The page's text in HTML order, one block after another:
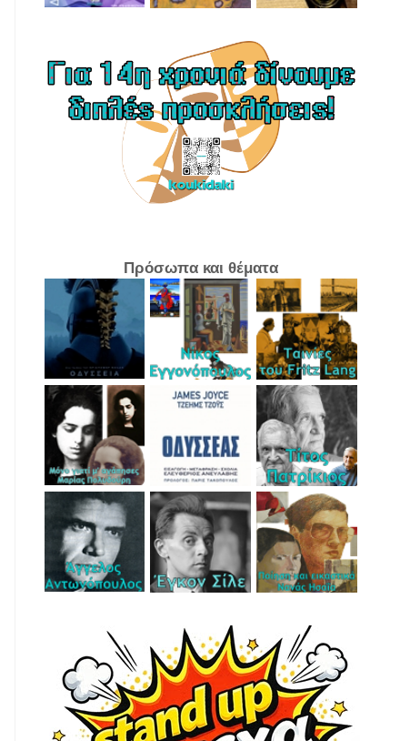
Πρόσωπα και θέματα